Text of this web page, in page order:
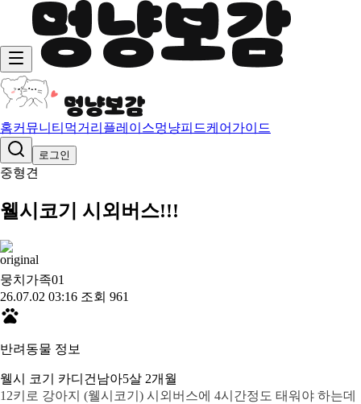
홈커뮤니티 먹거리 플레이스멍냥피드케어가이드
로그인
중형견
웰시코기 시외버스!!!
뭉치가족01
26.07.02 03:16 조회 961
반려동물 정보
웰시 코기 카디건 남아5살 2개월
12키로 강아지 (웰시코기) 시외버스에 4시간정도 태워야 하는데